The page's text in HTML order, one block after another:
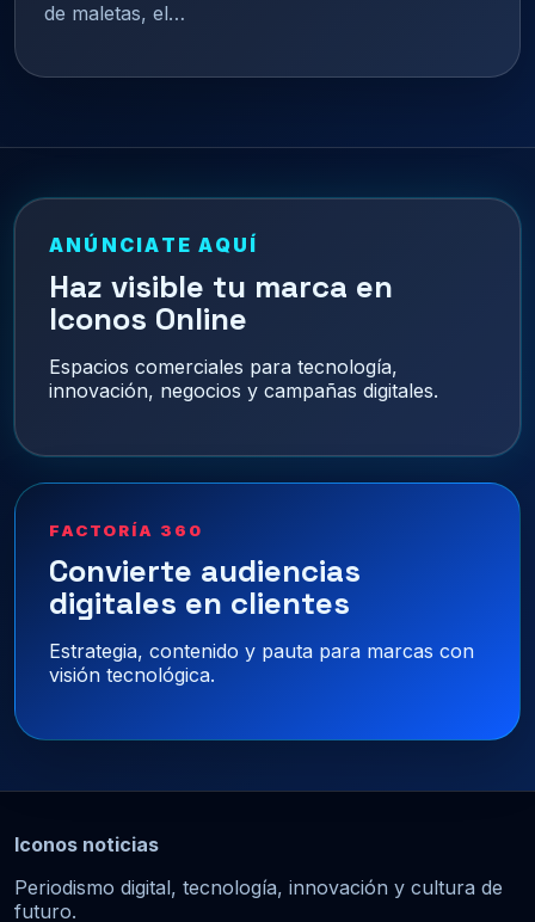
de maletas, el…
ANÚNCIATE AQUÍ
Haz visible tu marca en
Iconos Online
Espacios comerciales para tecnología,
innovación, negocios y campañas digitales.
FACTORÍA 360
Convierte audiencias
digitales en clientes
Estrategia, contenido y pauta para marcas con
visión tecnológica.
Iconos noticias
Periodismo digital, tecnología, innovación y cultura de
futuro.